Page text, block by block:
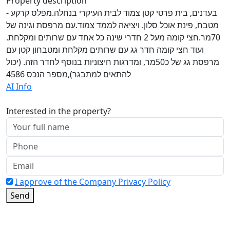
בעדנים, בית פרטי קטן צמוד לבית העיקרי בנחלה.מפלס קרקע -
מטבח, פינת אוכל סלון. ויציאה לממד צמוד.עם מרפסת וגינה של
70מר.חצי קומה מעל 2 חדרי שינה כל אחד עם שרותים ומקלחת.
ועוד חצי קומה חדר גג עם שרותים מקלחת ומטבחון קטן עם
מרפסת גג של כ50מר, ומדרגות חיצוניות בנוסף לחדר הזה. (יכול
להתאים למתבגר),מספר הנכס 4586
AI Info
Interested in the property?
I approve of the Company Privacy Policy
Send